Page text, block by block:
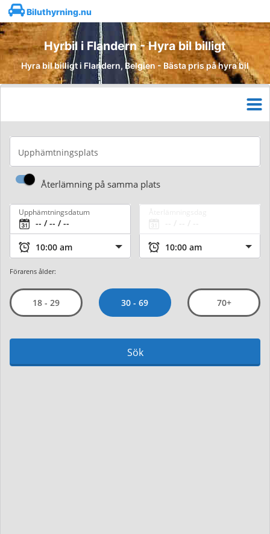
Biluthyrning.nu
Hyrbil i Flandern - Hyra bil billigt
Hyra bil billigt i Flandern, Belgien - Bästa pris på hyra bil
Upphämtningsplats
Återlämning på samma plats
Upphämtningsdatum
Förarens ålder:
18 - 29 30 - 69 70+
Sök